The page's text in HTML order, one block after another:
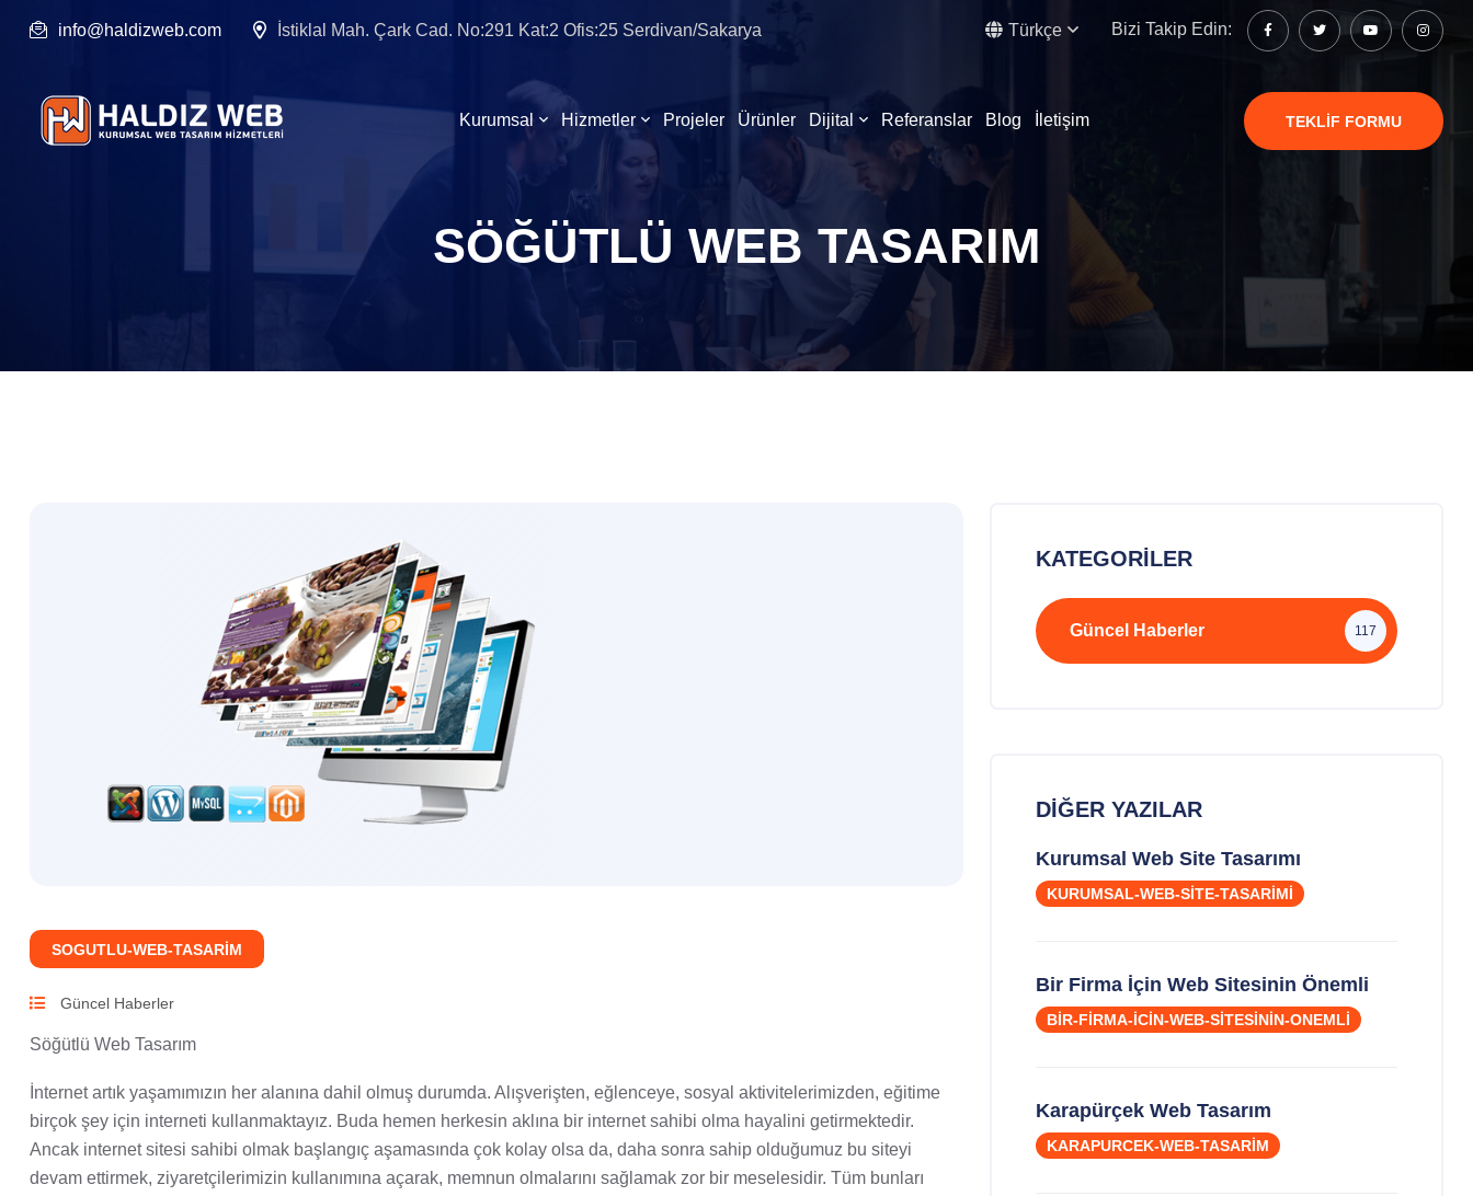
info@haldizweb.com İstiklal Mah. Çark Cad. No:291 Kat:2 Ofis:25 Serdivan/Sakarya Türkçe Bizi Takip Edin:
Kurumsal Hizmetler Projeler Ürünler Dijital Referanslar Blog İletişim TEKLIF FORMU
SÖĞÜTLÜ WEB TASARIM
SOGUTLU-WEB-TASARIM
Güncel Haberler
Söğütlü Web Tasarım
İnternet artık yaşamımızın her alanına dahil olmuş durumda. Alışverişten, eğlenceye, sosyal aktivitelerimizden, eğitime
birçok şey için interneti kullanmaktayız. Buda hemen herkesin aklına bir internet sahibi olma hayalini getirmektedir.
Ancak internet sitesi sahibi olmak başlangıç aşamasında çok kolay olsa da, daha sonra sahip olduğumuz bu siteyi
devam ettirmek, ziyaretçilerimizin kullanımına açarak, memnun olmalarını sağlamak zor bir meselesidir. Tüm bunları
KATEGORILER
Güncel Haberler 117
DIĞER YAZILAR
Kurumsal Web Site Tasarımı
KURUMSAL-WEB-SITE-TASARIMI
Bir Firma İçin Web Sitesinin Önemli
BIR-FIRMA-ICIN-WEB-SITESININ-ONEMLI
Karapürçek Web Tasarım
KARAPURCEK-WEB-TASARIM